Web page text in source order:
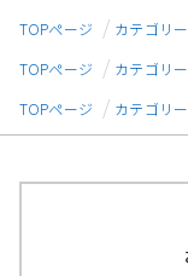
TOPページ
カテゴリ
TOPページ
カテゴリ
TOPページ
カテゴリ